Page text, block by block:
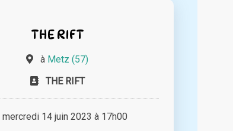
THE RIFT
à Metz (57)
THE RIFT
mercredi 14 juin 2023 à 17h00